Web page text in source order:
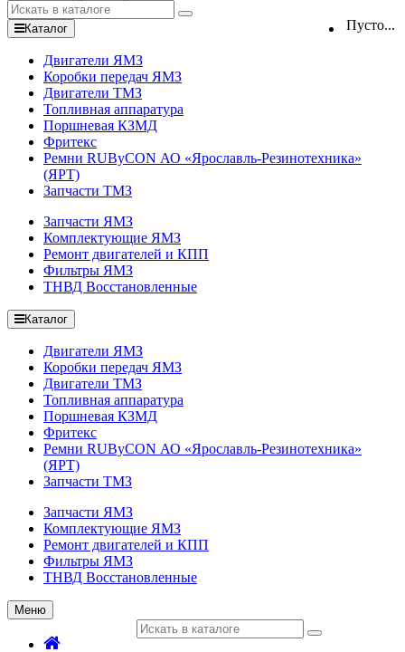
Пусто...
Каталог
Двигатели ЯМЗ
Коробки передач ЯМЗ
Двигатели ТМЗ
Топливная аппаратура
Поршневая КЗМД
Фритекс
Ремни RUByCON АО «Ярославль-Резинотехника»
(ЯРТ)
Запчасти ТМЗ
Запчасти ЯМЗ
Комплектующие ЯМЗ
Ремонт двигателей и КПП
Фильтры ЯМЗ
ТНВД Восстановленные
Каталог
Двигатели ЯМЗ
Коробки передач ЯМЗ
Двигатели ТМЗ
Топливная аппаратура
Поршневая КЗМД
Фритекс
Ремни RUByCON АО «Ярославль-Резинотехника»
(ЯРТ)
Запчасти ТМЗ
Запчасти ЯМЗ
Комплектующие ЯМЗ
Ремонт двигателей и КПП
Фильтры ЯМЗ
ТНВД Восстановленные
Меню